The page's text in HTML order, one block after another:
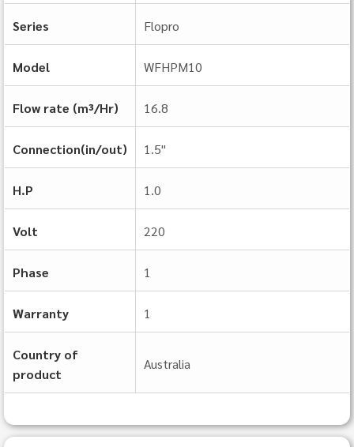
Series Flopro
Model WFHPM10
Flow rate (m³/Hr) 16.8
Connection(in/out) 1.5"
H.P 1.0
Volt 220
Phase 1
Warranty 1
Country of
product
Australia